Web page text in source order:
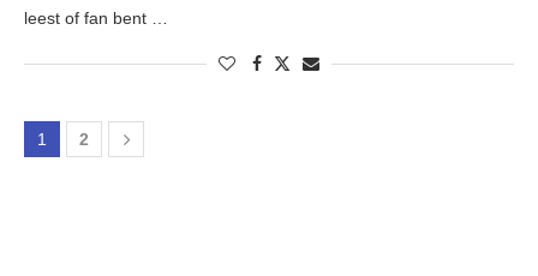
leest of fan bent …
1 2